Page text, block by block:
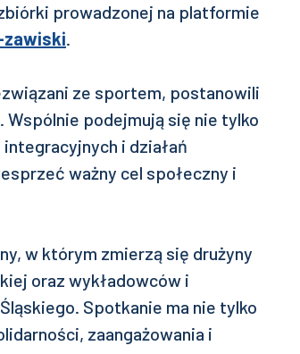
prowadzonej na platformie
.
ze sportem, postanowili
podejmują się nie tylko
i działań
ważny cel społeczny i
w którym zmierzą się drużyny
oraz wykładowców i
Spotkanie ma nie tylko
zaangażowania i